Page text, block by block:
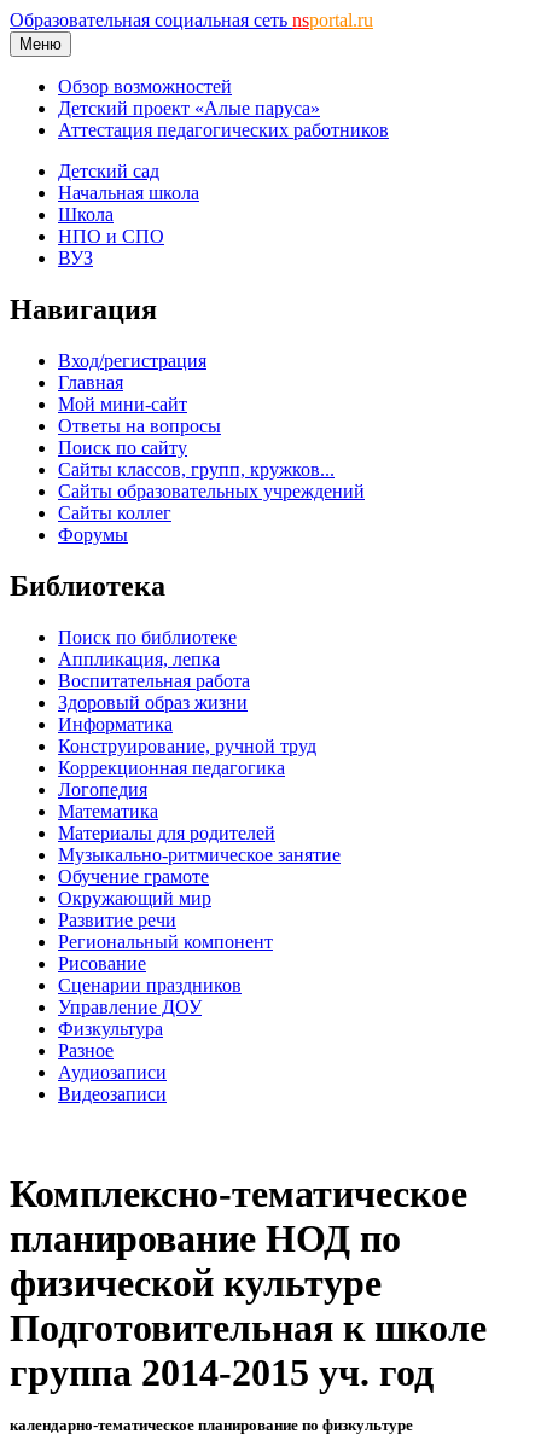
Образовательная социальная сеть nsportal.ru
Меню
Обзор возможностей
Детский проект «Алые паруса»
Аттестация педагогических работников
Детский сад
Начальная школа
Школа
НПО и СПО
ВУЗ
Навигация
Вход/регистрация
Главная
Мой мини-сайт
Ответы на вопросы
Поиск по сайту
Сайты классов, групп, кружков...
Сайты образовательных учреждений
Сайты коллег
Форумы
Библиотека
Поиск по библиотеке
Аппликация, лепка
Воспитательная работа
Здоровый образ жизни
Информатика
Конструирование, ручной труд
Коррекционная педагогика
Логопедия
Математика
Материалы для родителей
Музыкально-ритмическое занятие
Обучение грамоте
Окружающий мир
Развитие речи
Региональный компонент
Рисование
Сценарии праздников
Управление ДОУ
Физкультура
Разное
Аудиозаписи
Видеозаписи
Комплексно-тематическое
планирование НОД по
физической культуре
Подготовительная к школе
группа 2014-2015 уч. год
календарно-тематическое планирование по физкультуре